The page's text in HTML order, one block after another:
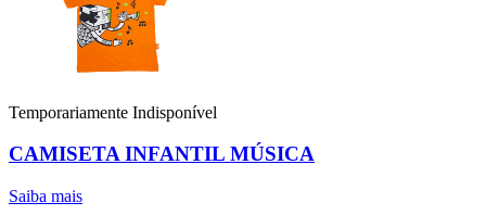
Temporariamente Indisponível
CAMISETA INFANTIL MÚSICA
Saiba mais